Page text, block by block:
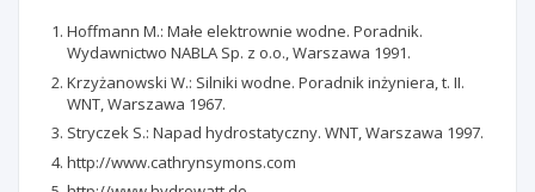
Hoffmann M.: Małe elektrownie wodne. Poradnik.
Wydawnictwo NABLA Sp. z o.o., Warszawa 1991.
Krzyżanowski W.: Silniki wodne. Poradnik inżyniera, t. II.
WNT, Warszawa 1967.
Stryczek S.: Napad hydrostatyczny. WNT, Warszawa 1997.
http://www.cathrynsymons.com